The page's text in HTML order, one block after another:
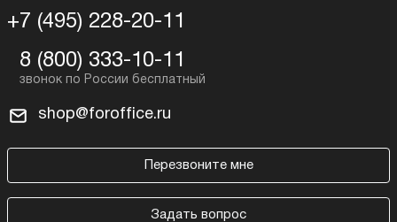
+7 (495) 228-20-11
8 (800) 333-10-11
shop@foroffice.ru
Перезвоните мне
Задать вопрос